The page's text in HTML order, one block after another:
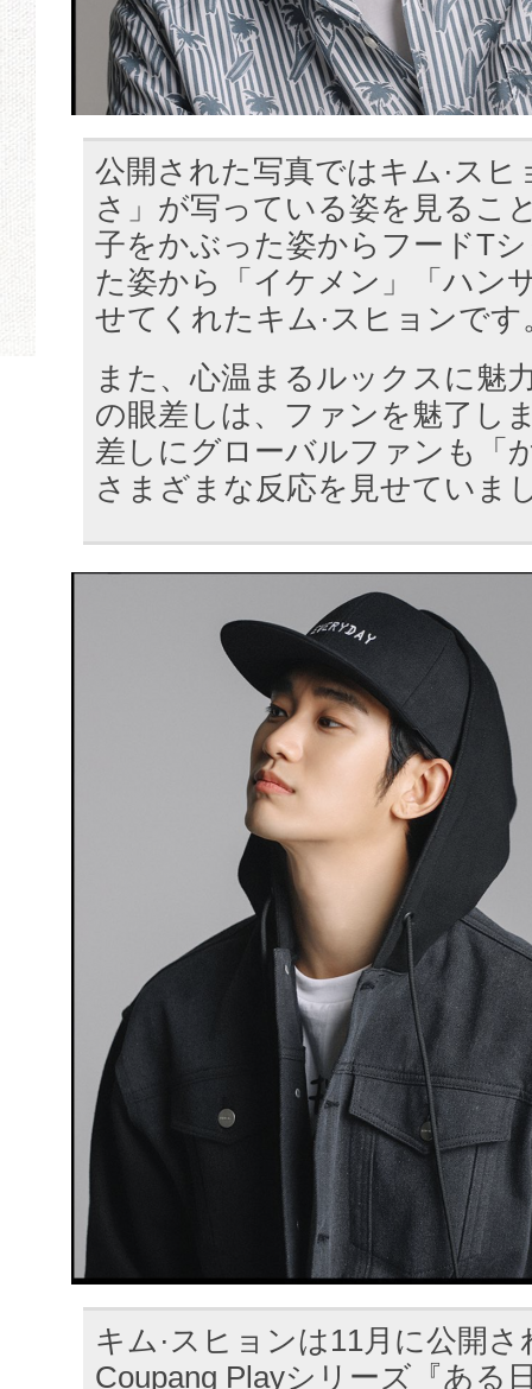
公開された写真ではキム·ス
さ」が写っている姿を見るこ
子をかぶった姿からフードT
た姿から「イケメン」「ハン
せてくれたキム·スヒョンです
また、心温まるルックスに魅
の眼差しは、ファンを魅了し
差しにグローバルファンも「
さまざまな反応を見せていま
キム·スヒョンは11月に公開
Coupang Playシリーズ『ある